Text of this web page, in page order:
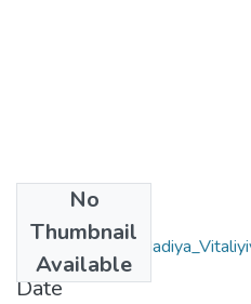
No
Thumbnail
Available
Date